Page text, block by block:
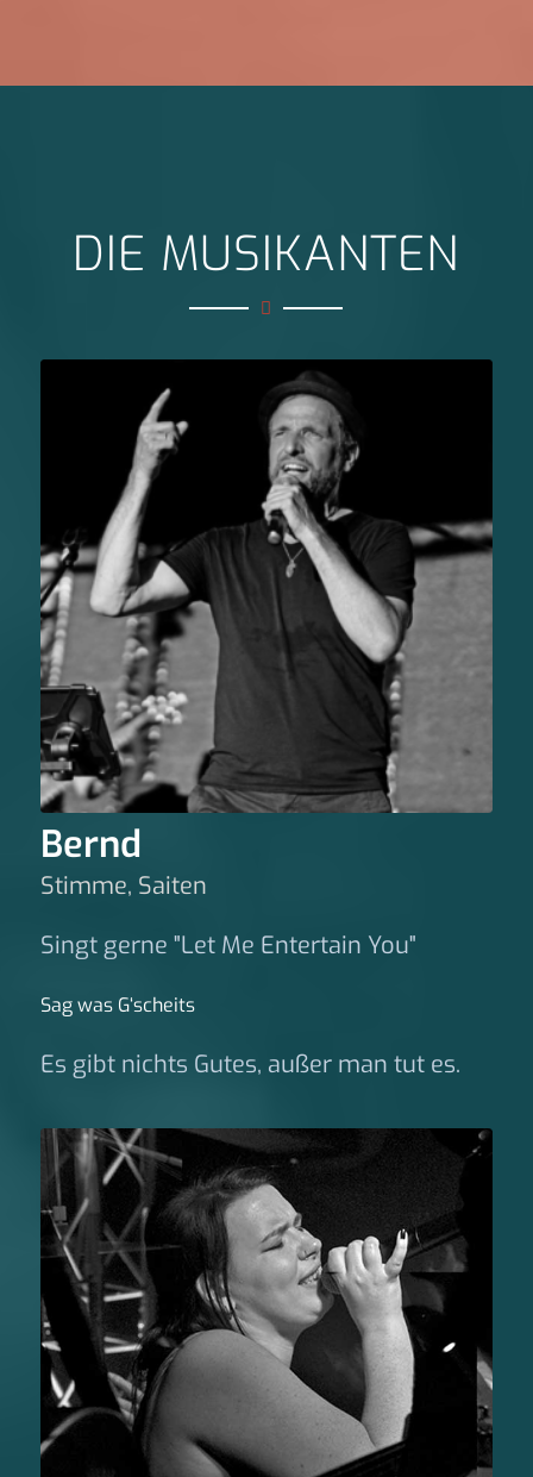
DIE MUSIKANTEN
Bernd
Stimme, Saiten
Singt gerne "Let Me Entertain You"
Sag was G‘scheits
Es gibt nichts Gutes, außer man tut es.